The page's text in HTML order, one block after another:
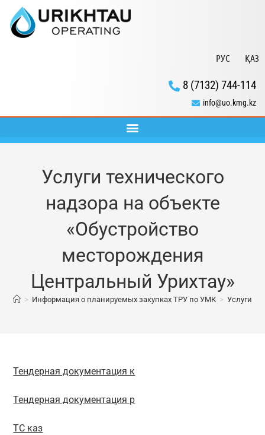
РУС ҚАЗ
8 (7132) 744-114
info@uo.kmg.kz
Услуги технического
надзора на объекте
«Обустройство
месторождения
Центральный Урихтау»
> Информация о планируемых закупках ТРУ по УМК > Услуги
Тендерная документация к
Тендерная документация р
ТС каз